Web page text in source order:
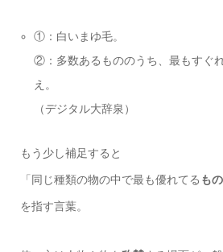
①：白いまゆ毛。
②：多数あるもののうち、最もすぐ
え。
（デジタル大辞泉）
もう少し補足すると
「同じ種類の物の中で最も優れてる も
を指す言葉。